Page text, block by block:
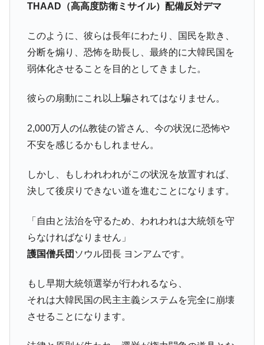
THAAD（高高度防衛ミサイル）配備反対デマ
このように、彼らは長年にわたり、国民を欺き、
分断を煽り、恐怖を助長し、最終的に大韓民国を
弱体化させることを目的としてきました。
彼らの扇動にこれ以上騙されてはなりません。
2,000万人の仏教徒の皆さん、今の状況に恐怖や
不安を感じるかもしれません。
しかし、もしわれわれがこの状況を放置すれば、
決して後戻りできない道を進むことになります。
「自由と法治を守るため、われわれは大統領を守
らなければなりません」
護国僧兵団 ソウル団長 ヨンアムです。
もし早期大統領選挙が行われるなら、
それは大韓民国の民主主義システムを完全に崩壊
させることになります。